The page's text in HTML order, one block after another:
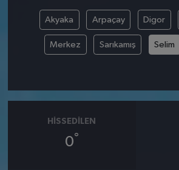
Akyaka Arpaçay Digor
Merkez Sarıkamış Selim
HISSEDILEN
0°